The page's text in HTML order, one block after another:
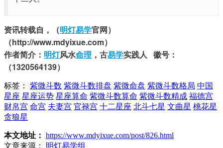
资讯转载自，（明灯易学官网）
（http://www.mdyixue.com）
作者简介： 明灯风水命理 ，古易学实践人 徽号：
（1320564139）
标签： 紫微斗数 紫微斗数排盘 紫微命盘 紫微斗数格局 中国
星座 星座运势 星座算命 紫微斗数算命 紫微斗数精成 福德宫
财帛宫 命宫 夫妻宫 官禄宫 十二星座 北斗七星 文曲星 桃花星
贪狼星
本文地址： https://www.mdyixue.com/post/826.html
文章来源：
明灯易学组